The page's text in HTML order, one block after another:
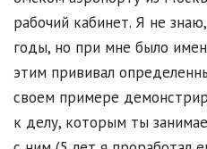
рабочий кабинет. Я не
годы, но при мне было
этим прививал
своем примере
к делу, которым ты